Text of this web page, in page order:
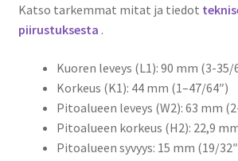
Katso tarkemmat mitat ja tiedot
piirustuksesta .
Kuoren leveys (L1): 90 mm (3-35/
Korkeus (K1): 44 mm (1–47/64″)
Pitoalueen leveys (W2): 63 mm
Pitoalueen korkeus (H2): 22,9
Pitoalueen syvyys: 15 mm (19/